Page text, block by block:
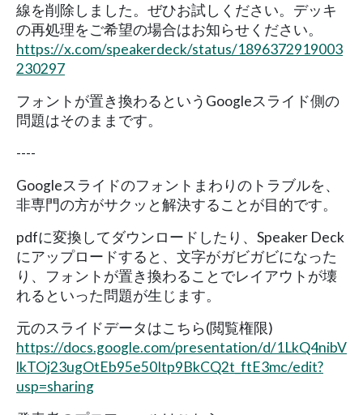
線を削除しました。ぜひお試しください。デッキ
の再処理をご希望の場合はお知らせください。
https://x.com/speakerdeck/status/1896372919003
230297
フォントが置き換わるというGoogleスライド側の
問題はそのままです。
----
Googleスライドのフォントまわりのトラブルを、
非専門の方がサクッと解決することが目的です。
pdfに変換してダウンロードしたり、Speaker Deck
にアップロードすると、文字がガビガビになった
り、フォントが置き換わることでレイアウトが壊
れるといった問題が生じます。
元のスライドデータはこちら(閲覧権限)
https://docs.google.com/presentation/d/1LkQ4nibV
lkTOj23ugOtEb95e50Itp9BkCQ2t_ftE3mc/edit?
usp=sharing